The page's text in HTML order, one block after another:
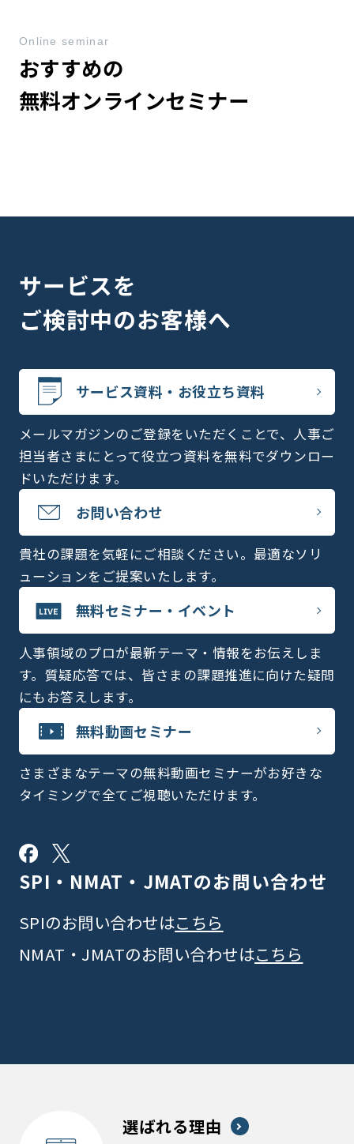
おすすめの
無料オンラインセミナー
Online seminar
サービスを
ご検討中のお客様へ
サービス資料・お役立ち資料
メールマガジンのご登録をいただくことで、人事ご
担当者さまにとって役立つ資料を無料でダウンロー
ドいただけます。
お問い合わせ
貴社の課題を気軽にご相談ください。最適なソリ
ューションをご提案いたします。
無料セミナー・イベント
人事領域のプロが最新テーマ・情報をお伝えしま
す。質疑応答では、皆さまの課題推進に向けた疑問
にもお答えします。
無料動画セミナー
さまざまなテーマの無料動画セミナーがお好きな
タイミングで全てご視聴いただけます。
SPI・NMAT・JMATのお問い合わせ
SPIのお問い合わせはこちら
NMAT・JMATのお問い合わせはこちら
選ばれる理由